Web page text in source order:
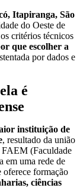
Itapiranga, São
do Oeste de
critérios técnicos
que escolher a
por dados e
é
instituição de
, resultado da união
(Faculdade
em uma rede de
oferece formação
ciências